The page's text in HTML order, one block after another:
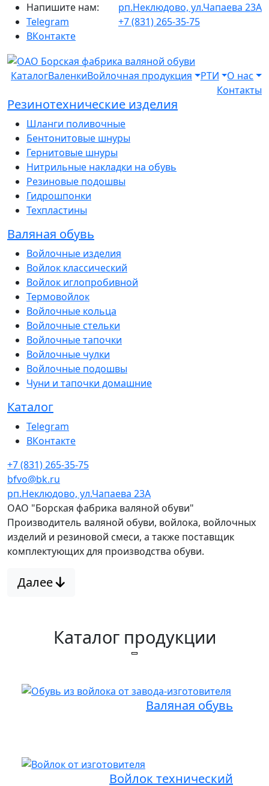
Напишите нам:
Telegram
ВКонтакте
рп.Неклюдово, ул.Чапаева 23А
+7 (831) 265-35-75
КаталогВаленкиВойлочная продукция РТИ
О нас
Контакты
Резинотехнические изделия
Шланги поливочные
Бентонитовые шнуры
Гернитовые шнуры
Нитрильные накладки на обувь
Резиновые подошвы
Гидрошпонки
Техпластины
Валяная обувь
Войлочные изделия
Войлок классический
Войлок иглопробивной
Термовойлок
Войлочные кольца
Войлочные стельки
Войлочные тапочки
Войлочные чулки
Войлочные подошвы
Чуни и тапочки домашние
Каталог
Telegram
ВКонтакте
+7 (831) 265-35-75
bfvo@bk.ru
рп.Неклюдово, ул.Чапаева 23А
ОАО "Борская фабрика валяной обуви"
Производитель валяной обуви, войлока, войлочных
изделий и резиновой смеси, а также поставщик
комплектующих для производства обуви.
Далее
Каталог продукции
Валяная обувь
Войлок технический